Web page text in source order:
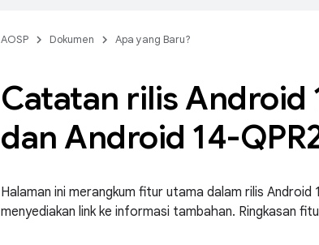
AOSP Dokumen Apa yang Baru?
Catatan rilis Android
dan Android 14-
Halaman ini merangkum fitur utama dalam rilis
menyediakan link ke informasi tambahan. Ringkasan